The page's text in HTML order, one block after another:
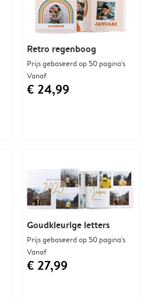
Retro regenboog
Prijs gebaseerd op 50 pagina's
Vanaf
€ 24,99
Goudkleurige letters
Prijs gebaseerd op 50 pagina's
Vanaf
€ 27,99